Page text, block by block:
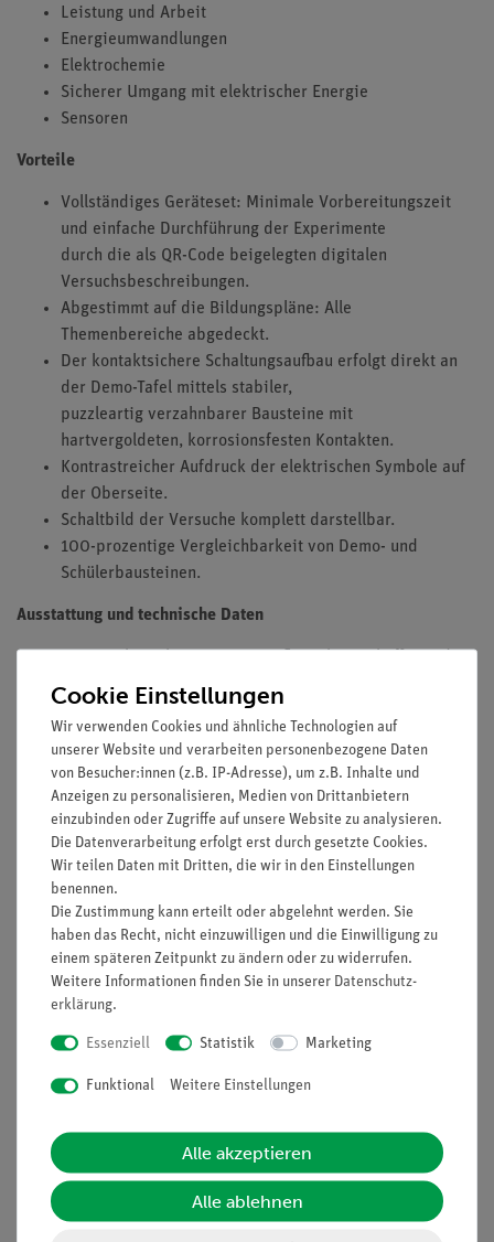
Leistung und Arbeit
Energieumwandlungen
Elektrochemie
Sicherer Umgang mit elektrischer Energie
Sensoren
Vorteile
Vollständiges Geräteset: Minimale Vorbereitungszeit
und einfache Durchführung der Experimente
durch die als QR-Code beigelegten digitalen
Versuchsbeschreibungen.
Abgestimmt auf die Bildungspläne: Alle
Themenbereiche abgedeckt.
Der kontaktsichere Schaltungsaufbau erfolgt direkt an
der Demo-Tafel mittels stabiler,
puzzleartig verzahnbarer Bausteine mit
hartvergoldeten, korrosionsfesten Kontakten.
Kontrastreicher Aufdruck der elektrischen Symbole auf
der Oberseite.
Schaltbild der Versuche komplett darstellbar.
100-prozentige Vergleichbarkeit von Demo- und
Schülerbausteinen.
Ausstattung und technische Daten
enthält alle grundlegenden Komponenten, die für die
Durchführung der Versuche erforderlich sind. Der stabile,
stapelbare Koffer ist mit einem passgenauen
Schaumstoffeinsatz ausgestattet, der die Komponenten schützt
und eine schnelle Kontrolle auf Vollständigkeit ermöglicht.
Versuche
Lieferumfang
Zubehör
Media / Downloads
Kunden interessierten sich auch
für…
Cookie Einstellungen
Wir verwenden Cookies und ähnliche Technologien auf
unserer Website und verarbeiten personenbezogene Daten
von Besucher:innen (z.B. IP-Adresse), um z.B. Inhalte und
Anzeigen zu personalisieren, Medien von Drittanbietern
einzubinden oder Zugriffe auf unsere Website zu analysieren.
Die Datenverarbeitung erfolgt erst durch gesetzte Cookies.
Wir teilen Daten mit Dritten, die wir in den Einstellungen
benennen.
Die Zustimmung kann erteilt oder abgelehnt werden. Sie
haben das Recht, nicht einzuwilligen und die Einwilligung zu
einem späteren Zeitpunkt zu ändern oder zu widerrufen.
Weitere Informationen finden Sie in unserer Daten­schutz­
erklärung.
Essenziell Statistik Marketing
Funktional Weitere Einstellungen
Alle akzeptieren
Alle ablehnen